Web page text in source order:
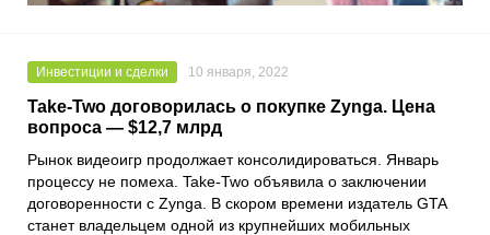
Инвестиции и сделки 10 января, 2022
Take-Two договорилась о покупке Zynga. Цена
вопроса — $12,7 млрд
Рынок видеоигр продолжает консолидироваться. Январь
процессу не помеха. Take-Two объявила о заключении
договоренности с Zynga . В скором времени издатель GTA
станет владельцем одной из крупнейших мобильных